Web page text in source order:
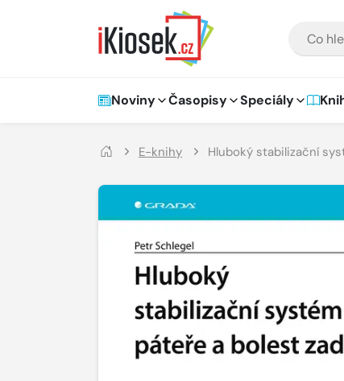
Hlavní navigace
Noviny Časopisy Speciály
E-knihy Hluboký stabilizační